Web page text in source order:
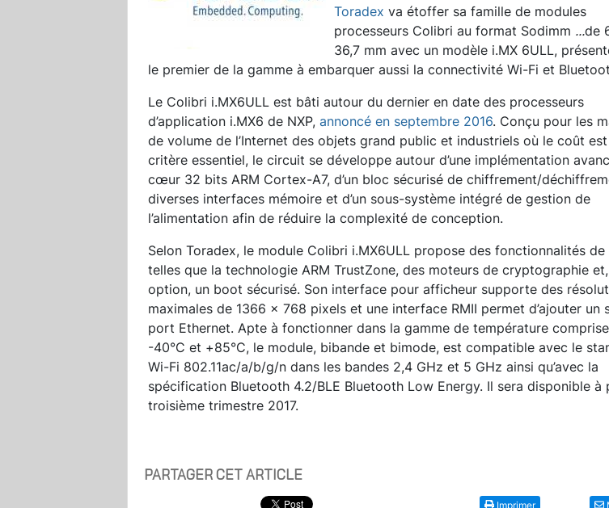
Toradex va étoffer sa famille de modules
processeurs Colibri au format Sodimm ...de
36,7 mm avec un modèle i.MX 6ULL,
le premier de la gamme à embarquer aussi la connectivité Wi-Fi et
Le Colibri i.MX6ULL est bâti autour du dernier en date des processeurs
d’application i.MX6 de NXP, annoncé en septembre 2016. Conçu pour les
de volume de l’Internet des objets grand public et industriels où le coût
critère essentiel, le circuit se développe autour d’une implémentation
cœur 32 bits ARM Cortex-A7, d’un bloc sécurisé de chiffrement/
diverses interfaces mémoire et d’un sous-système intégré de gestion de
l’alimentation afin de réduire la complexité de conception.
Selon Toradex, le module Colibri i.MX6ULL propose des fonctionnalités
telles que la technologie ARM TrustZone, des moteurs de cryptographie
option, un boot sécurisé. Son interface pour afficheur supporte des
maximales de 1366 x 768 pixels et une interface RMII permet d’ajouter un
port Ethernet. Apte à fonctionner dans la gamme de température
-40°C et +85°C, le module, bibande et bimode, est compatible avec le
Wi-Fi 802.11ac/a/b/g/n dans les bandes 2,4 GHz et 5 GHz ainsi qu’avec la
spécification Bluetooth 4.2/BLE Bluetooth Low Energy. Il sera disponible à
troisième trimestre 2017.
PARTAGER CET ARTICLE
Imprimer